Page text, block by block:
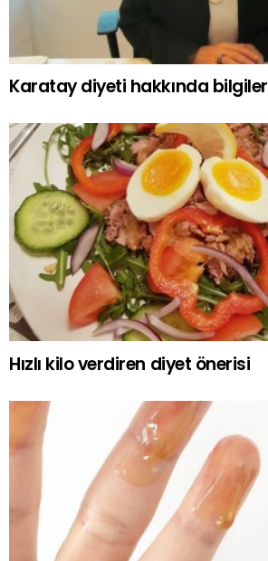
Karatay diyeti hakkında bilgiler
Hızlı kilo verdiren diyet önerisi